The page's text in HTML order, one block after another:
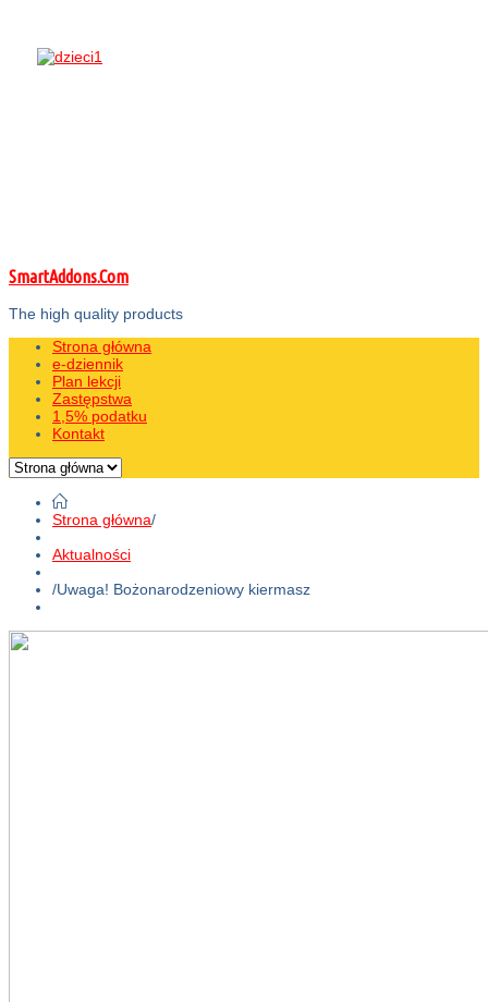
SmartAddons.Com
The high quality products
Strona główna
e-dziennik
Plan lekcji
Zastępstwa
1,5% podatku
Kontakt
Strona główna/
Aktualności
/Uwaga! Bożonarodzeniowy kiermasz